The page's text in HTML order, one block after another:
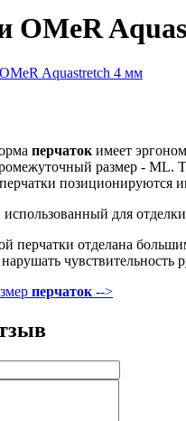
OMeR
перчаток имеет
размер - ML.
позиционируются
использованный для
перчатки отделана
чувствительность
перчаток -->